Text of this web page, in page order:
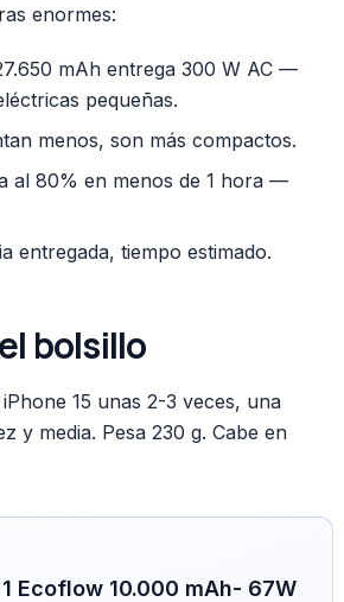
enormes:
mAh entrega 300 W AC —
pequeñas.
menos, son más compactos.
al 80% en menos de 1 hora —
entregada, tiempo estimado.
bolsillo
15 unas 2-3 veces, una
y media. Pesa 230 g. Cabe en
Ecoflow 10.000 mAh- 67W